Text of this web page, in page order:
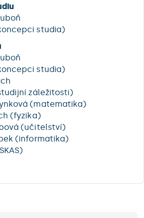
studia)
studia)
záležitosti)
(matematika)
(fyzika)
(učitelství)
(informatika)